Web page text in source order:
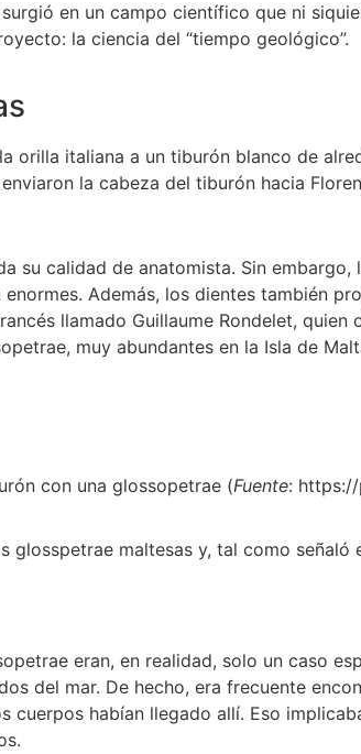
en un campo científico que ni
la ciencia del “tiempo geológico”.
orilla italiana a un tiburón blanco de
la cabeza del tiburón hacia
su calidad de anatomista. Sin
Además, los dientes también
llamado Guillaume Rondelet,
muy abundantes en la Isla de
con una glossopetrae (Fuente:
maltesas y, tal como señaló
eran, en realidad, solo un caso
del mar. De hecho, era frecuente
cuerpos habían llegado allí. Eso